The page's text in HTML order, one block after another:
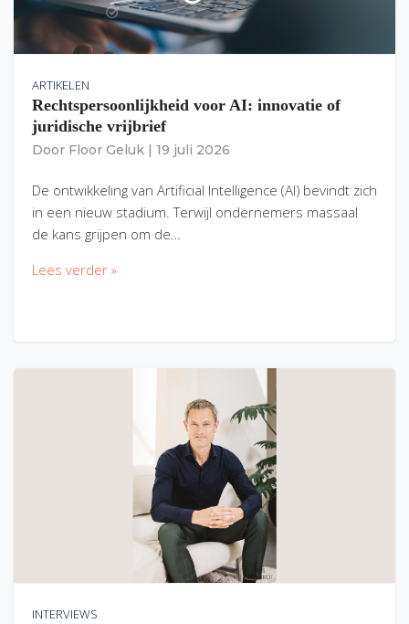
ARTIKELEN
Rechtspersoonlijkheid voor AI: innovatie of
juridische vrijbrief
Door Floor Geluk 19 juli 2026
De ontwikkeling van Artificial Intelligence (AI) bevindt zich
in een nieuw stadium. Terwijl ondernemers massaal
de kans grijpen om de…
Lees verder »
INTERVIEWS